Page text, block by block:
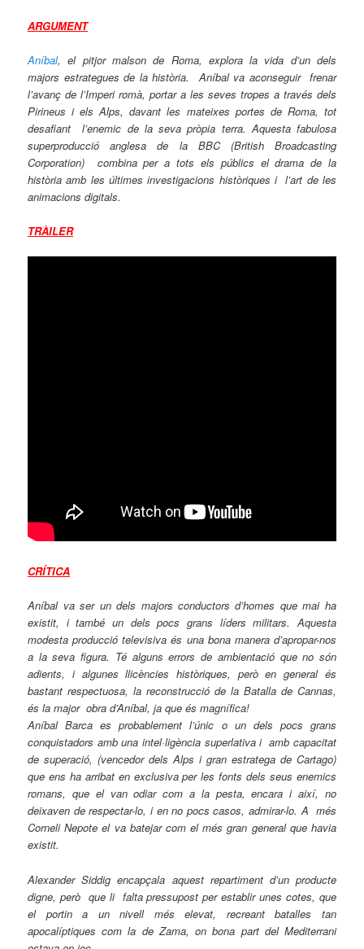
ARGUMENT
Aníbal, el pitjor malson de Roma, explora la vida d’un dels
majors estrategues de la història. Aníbal va aconseguir frenar
l’avanç de l’Imperi romà, portar a les seves tropes a través dels
Pirineus i els Alps, davant les mateixes portes de Roma, tot
desafiant l’enemic de la seva pròpia terra. Aquesta fabulosa
superproducció anglesa de la BBC (British Broadcasting
Corporation) combina per a tots els públics el drama de la
història amb les últimes investigacions històriques i l’art de les
animacions digitals.
TRÀILER
CRÍTICA
Aníbal va ser un dels majors conductors d’homes que mai ha
existit, i també un dels pocs grans líders militars. Aquesta
modesta producció televisiva és una bona manera d’apropar-nos
a la seva figura. Té alguns errors de ambientació que no són
adients, i algunes llicències històriques, però en general és
bastant respectuosa, la reconstrucció de la Batalla de Cannas,
és la major obra d’Aníbal, ja que és magnífica!
Aníbal Barca es probablement l’únic o un dels pocs grans
conquistadors amb una intel·ligència superlativa i amb capacitat
de superació, (vencedor dels Alps i gran estratega de Cartago)
que ens ha arribat en exclusiva per les fonts dels seus enemics
romans, que el van odiar com a la pesta, encara i així, no
deixaven de respectar-lo, i en no pocs casos, admirar-lo. A més
Corneli Nepote el va batejar com el més gran general que havia
existit.
Alexander Siddig encapçala aquest repartiment d’un producte
digne, però que li falta pressupost per establir unes cotes, que
el portin a un nivell més elevat, recreant batalles tan
apocalíptiques com la de Zama, on bona part del Mediterrani